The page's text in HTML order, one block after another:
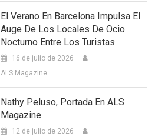
El Verano En Barcelona Impulsa El
Auge De Los Locales De Ocio
Nocturno Entre Los Turistas
16 de julio de 2026
ALS Magazine
Nathy Peluso, Portada En ALS
Magazine
12 de julio de 2026